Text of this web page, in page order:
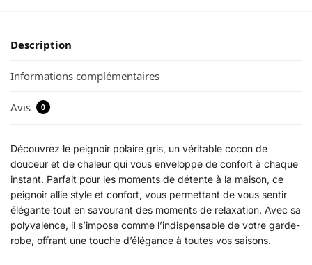
Description
Informations complémentaires
Avis 0
Découvrez le peignoir polaire gris, un véritable cocon de
douceur et de chaleur qui vous enveloppe de confort à chaque
instant. Parfait pour les moments de détente à la maison, ce
peignoir allie style et confort, vous permettant de vous sentir
élégante tout en savourant des moments de relaxation. Avec sa
polyvalence, il s’impose comme l’indispensable de votre garde-
robe, offrant une touche d’élégance à toutes vos saisons.